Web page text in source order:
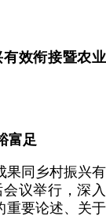
效衔接暨农业
富足
果同乡村振兴有
议举行，深入
重要论述、关于